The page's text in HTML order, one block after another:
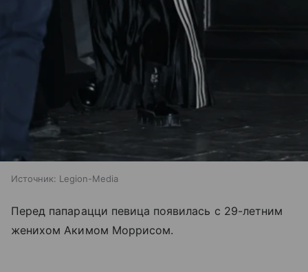
Источник: Legion-Media
Перед папарацци певица появилась с 29-летним
женихом Акимом Моррисом.